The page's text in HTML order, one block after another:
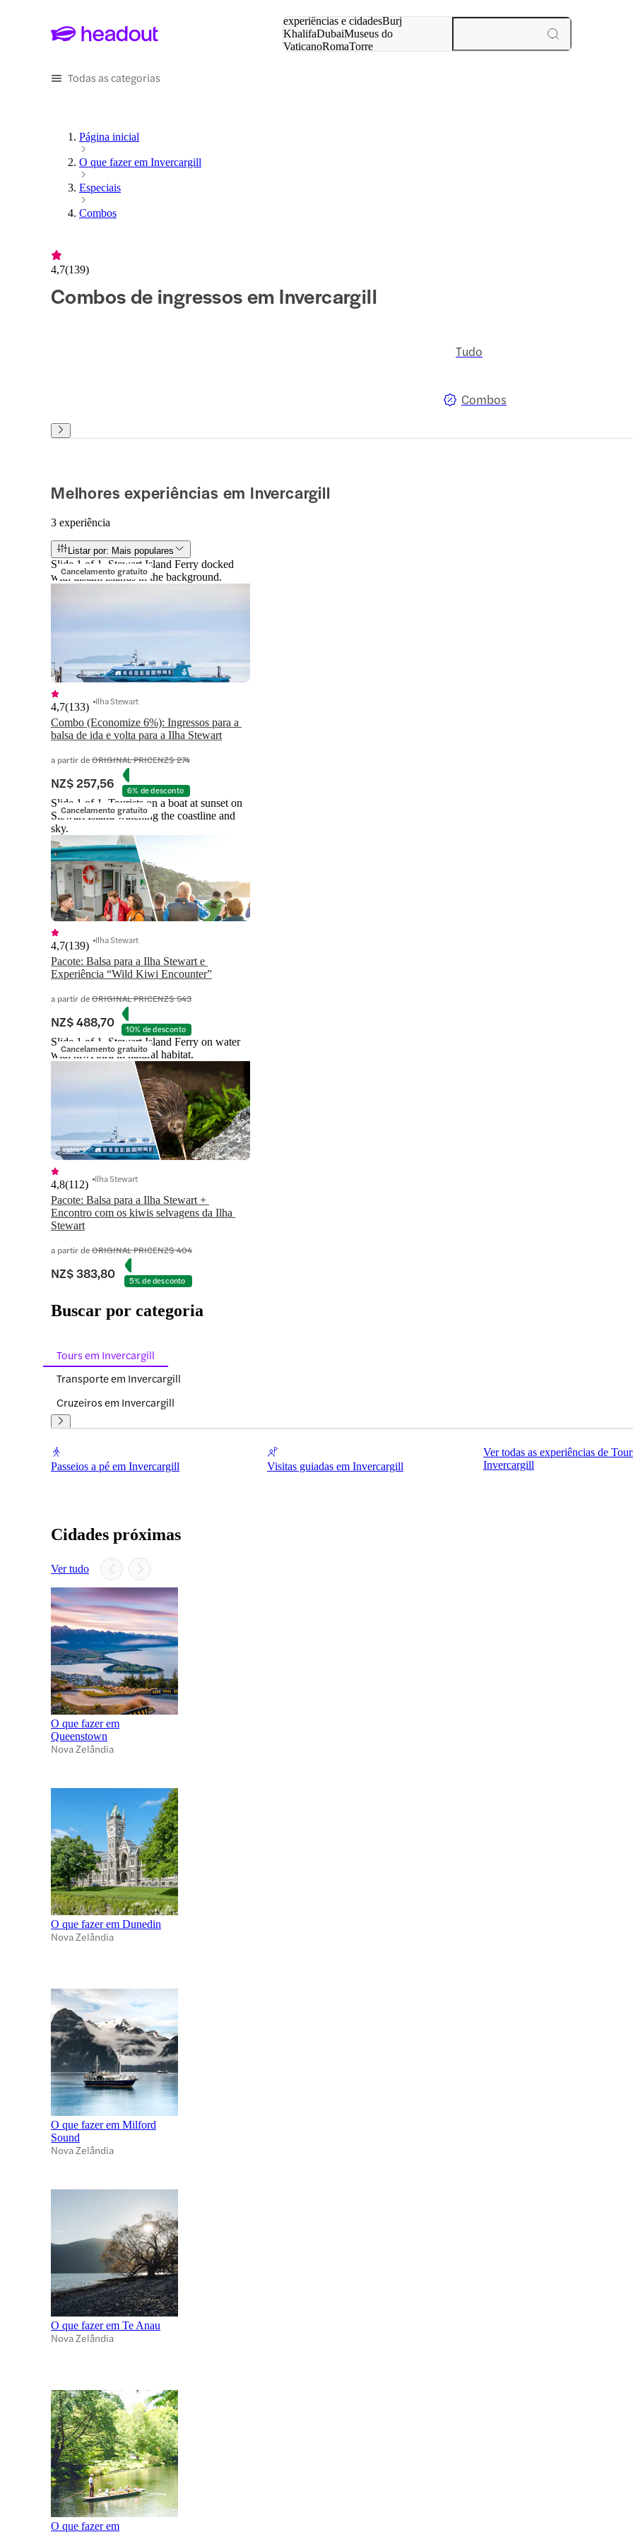
experiências e cidadesBurj
KhalifaDubaiMuseus do
VaticanoRomaTorre
Todas as categorias
Página inicial
O que fazer em Invercargill
Especiais
Combos
4,7(139)
Combos de ingressos em Invercargill
Tudo
Combos
Melhores experiências em Invercargill
3 experiência
Listar por: Mais populares
Cancelamento gratuito
Slide 1 of 1, Stewart Island Ferry docked
with distant islands in the background.
Combo (Economize 6%): Ingressos para a
balsa de ida e volta para a Ilha Stewart
4,7(133) Ilha Stewart
a partir deORIGINAL PRICENZ$ 274
NZ$ 257,56 6% de desconto
Cancelamento gratuito
Slide 1 of 1, Tourists on a boat at sunset on
Stewart Island watching the coastline and
sky.
Pacote: Balsa para a Ilha Stewart e
4,7(139) Ilha Stewart
a partir deORIGINAL PRICENZ$ 543
NZ$ 488,70 10% de desconto
Cancelamento gratuito
Slide 1 of 1, Stewart Island Ferry on water
with kiwi bird in natural habitat.
Pacote: Balsa para a Ilha Stewart +
Encontro com os kiwis selvagens da Ilha
Stewart
4,8(112) Ilha Stewart
a partir deORIGINAL PRICENZ$ 404
NZ$ 383,80 5% de desconto
Buscar por categoria
Tours em Invercargill
Transporte em Invercargill
Cruzeiros em Invercargill
Passeios a pé em Invercargill Visitas guiadas em Invercargill
Ver todas as experiências de
Invercargill
Cidades próximas
Ver tudo
O que fazer em
Queenstown
Nova Zelândia
O que fazer em Dunedin
Nova Zelândia
O que fazer em Milford
Sound
Nova Zelândia
O que fazer em Te Anau
Nova Zelândia
O que fazer em